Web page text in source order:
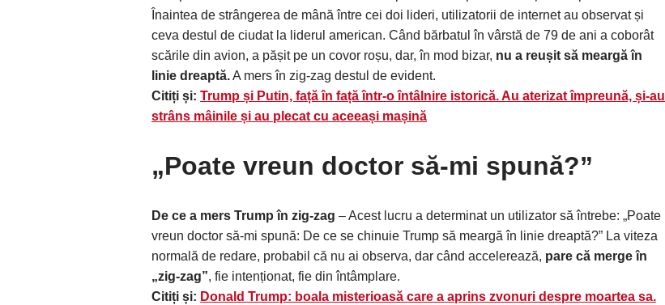
Înaintea de strângerea de mână între cei doi lideri, utilizatorii de internet au observat și
ceva destul de ciudat la liderul american. Când bărbatul în vârstă de 79 de ani a coborât
scările din avion, a pășit pe un covor roșu, dar, în mod bizar, nu a reușit să meargă în
linie dreaptă.A mers în zig-zag destul de evident.
Citiți și: Trump și Putin, față în față într-o întâlnire istorică. Au aterizat împreună, și-au
strâns mâinile și au plecat cu aceeași mașină
„Poate vreun doctor să-mi spună?”
De ce a mers Trump în zig-zag – Acest lucru a determinat un utilizator să întrebe: „Poate
vreun doctor să-mi spună: De ce se chinuie Trump să meargă în linie dreaptă?” La viteza
normală de redare, probabil că nu ai observa, dar când accelerează, pare că merge în
„zig-zag”, fie intenționat, fie din întâmplare.
Citiți și: Donald Trump: boala misterioasă care a aprins zvonuri despre moartea sa.